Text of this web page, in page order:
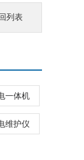
列表
一体机
维护仪